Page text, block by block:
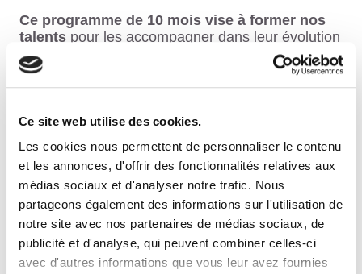
Ce site web utilise des cookies.
Les cookies nous permettent de personnaliser le contenu
et les annonces, d'offrir des fonctionnalités relatives aux
médias sociaux et d'analyser notre trafic. Nous
partageons également des informations sur l'utilisation de
notre site avec nos partenaires de médias sociaux, de
publicité et d'analyse, qui peuvent combiner celles-ci
avec d'autres informations que vous leur avez fournies
Ce programme de 10 mois vise à former nos
talents pour les accompagner dans leur évolution
vers des postes de Directeur·trice d’Agence.
Conçu en blended learning (présentiel et à
distance),
ce programme allie flexibilité et
personnalisation
à son rythme avec un accompagnement
constantpar nos experts.
Favoriser l’ascension sociale par la formation